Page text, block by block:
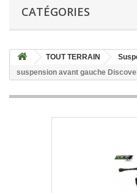
CATÉGORIES
TOUT TERRAIN
suspension avant gauche